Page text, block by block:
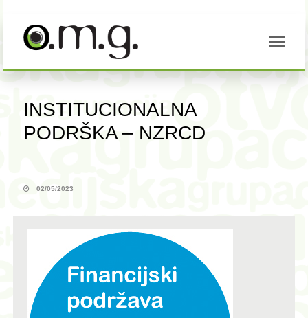
INSTITUCIONALNA
PODRŠKA – NZRCD
02/05/2023